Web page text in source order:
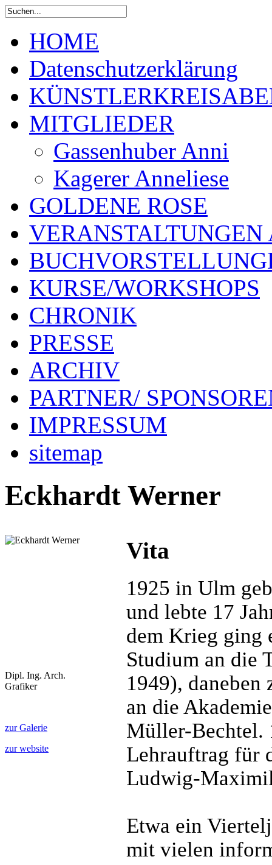
HOME
Datenschutzerklärung
MITGLIEDER
Gassenhuber Anni
Kagerer Anneliese
GOLDENE ROSE
KURSE/WORKSHOPS
CHRONIK
PRESSE
ARCHIV
PARTNER/
IMPRESSUM
sitemap
Eckhardt Werner
Dipl. Ing. Arch.
Grafiker
zur Galerie
zur website
Vita
1925 in Ulm
und lebte 17
dem Krieg ging
Studium an die
1949),
an die
Müller-Bechtel.
Lehrauftrag für
Ludwig-
Etwa ein
mit vielen